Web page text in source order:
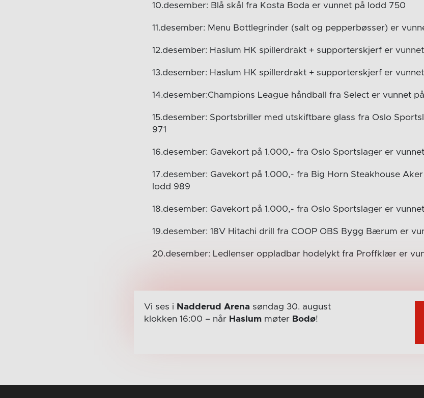
10.desember: Blå skål fra Kosta Boda er vunnet på lodd 750
11.desember: Menu Bottlegrinder (salt og pepperbøsser) er
12.desember: Haslum HK spillerdrakt + supporterskjerf er
13.desember: Haslum HK spillerdrakt + supporterskjerf er
14.desember:Champions League håndball fra Select er vunnet
15.desember: Sportsbriller med utskiftbare glass fra Oslo
971
16.desember: Gavekort på 1.000,- fra Oslo Sportslager er
17.desember: Gavekort på 1.000,- fra Big Horn Steakhouse
lodd 989
18.desember: Gavekort på 1.000,- fra Oslo Sportslager er
19.desember: 18V Hitachi drill fra COOP OBS Bygg Bærum er
20.desember: Ledlenser oppladbar hodelykt fra Proffklær er
Vi ses i Nadderud Arenasøndag 30. august
klokken 16:00 – når Haslummøter Bodø!